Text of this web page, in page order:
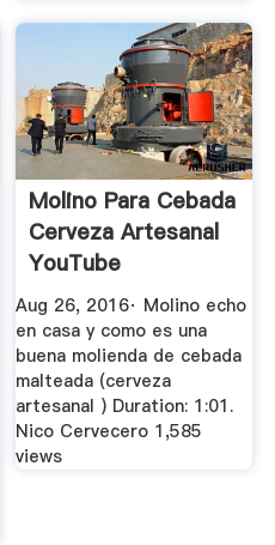
Molino Para Cebada
Cerveza Artesanal
YouTube
Aug 26, 2016· Molino echo
en casa y como es una
buena molienda de cebada
malteada (cerveza
artesanal ) Duration: 1:01.
Nico Cervecero 1,585
views